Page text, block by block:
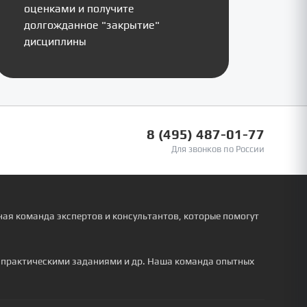
оценками и получите
долгожданное "закрытие"
дисциплины
8 (495) 487-01-77
Для звонков по России
команда экспертов и консультантов, которые помогут
заданиями и др. Наша команда опытных